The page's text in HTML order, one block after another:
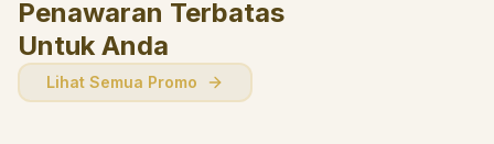
Penawaran Terbatas
Untuk Anda
Lihat Semua Promo